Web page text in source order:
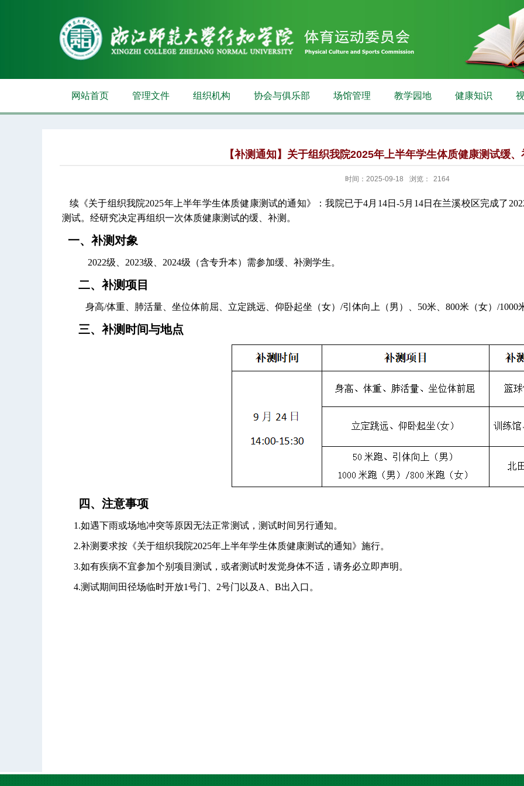
网站首页 管理文件 组织机构 协会与俱乐部 场馆管理 教学园地 健康知识
【补测通知】关于组织我院2025年上半年学生体质健康测试缓
时间：2025-09-18 浏览： 2164
续《关于组织我院2025年上半年学生体质健康测试的通知》：我院已于4月14日-5月14日 在兰溪校区完成了
测试。经研究决定再组织一次体质健康测试的缓、补测。
一、补测对象
2022级、2023级、2024级（含专升本）需参加缓、补测学生。
二、补测项目
身高/体重、肺活量、坐位体前屈、立定跳远、仰卧起坐（女） /引体向上（男）、 50米、 800米（女） /1000
三、补测时间与地点
四、 注意事项
1.如遇下雨或场地冲突等原因无法正常测试，测试时间另行通知。
2.补测要求按《关于组织我院2025年 上半年学生体质健康测试的通知》施行。
3.如有疾病不宜参加个别项目测试，或者测试时发觉身体不适，请务必立即声明。
4.测试期间田径场临时开放1号门、2号门以及A、B出入口。